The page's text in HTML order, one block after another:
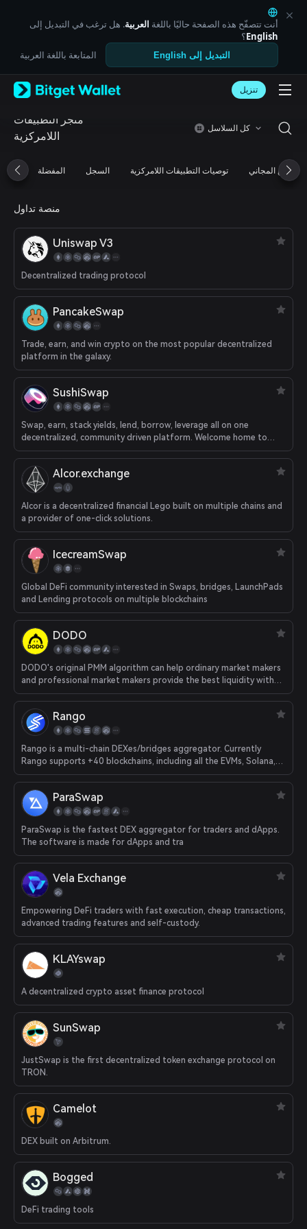
Español (Latinoamérica)
Italiano
Deutsch
简体中文
Português (Portugal)
Bahasa Indonesia
العربية
Español
Português (Brasil)
Español (Argentina)
أنت تتصفّح هذه الصفحة حاليًا باللغة العربية. هل ترغب في التبديل إلى
English؟
التبديل إلى English المتابعة باللغة العربية
تنزيل
متجر التطبيقات
اللامركزية
كل السلاسل
المفضلة السجل توصيات التطبيقات اللامركزية التوزيع المجاني
منصة تداول
Uniswap V3
Decentralized trading protocol
PancakeSwap
Trade, earn, and win crypto on the most popular decentralized
platform in the galaxy.
SushiSwap
Swap, earn, stack yields, lend, borrow, leverage all on one
decentralized, community driven platform. Welcome home to
DeFi.
Alcor.exchange
Alcor is a decentralized financial Lego built on multiple chains and
a provider of one-click solutions.
IcecreamSwap
Global DeFi community interested in Swaps, bridges, LaunchPads
and Lending protocols on multiple blockchains
DODO
DODO's original PMM algorithm can help ordinary market makers
and professional market makers provide the best liquidity with
the least amount of funds. Efficient routing algorithms can
with the most favorable transaction path.
Rango
Rango is a multi-chain DEXes/bridges aggregator. Currently
Rango supports +40 blockchains, including all the EVMs, Solana,
Juno, Cosmos, Osmosis, etc.
ParaSwap
ParaSwap is the fastest DEX aggregator for traders and dApps.
The software is made for dApps and tra
Vela Exchange
Empowering DeFi traders with fast execution, cheap transactions,
advanced trading features and self-custody.
KLAYswap
A decentralized crypto asset finance protocol
SunSwap
JustSwap is the first decentralized token exchange protocol on
TRON.
Camelot
DEX built on Arbitrum.
Bogged
DeFi trading tools